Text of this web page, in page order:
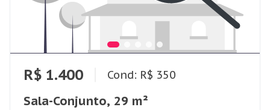
R$ 1.400 Cond: R$ 350
Sala-Conjunto, 29 m²